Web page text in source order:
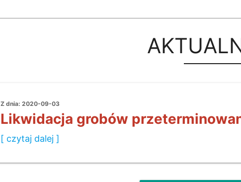
Z dnia: 2020-09-03
Likwidacja grobów
[ czytaj dalej ]